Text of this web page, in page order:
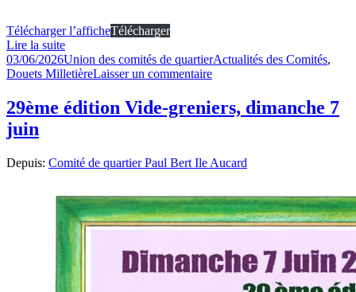
Télécharger l’afficheTélécharger
Lire la suite
Publié
le
03/06/2026Auteur
Union des comités de quartierCatégories
Actualités des Comités,
Douets MilletièreLaisser un commentairesur
mondiale
des
sang
2026
29ème édition Vide-greniers, dimanche 7
juin
Depuis: Comité de quartier Paul Bert Ile Aucard